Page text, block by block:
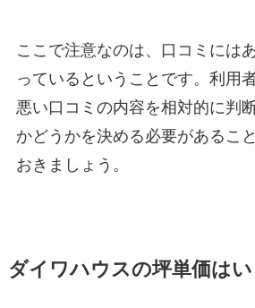
ここで注意なのは、口コミには
っているということです。利用
悪い口コミの内容を相対的に判
かどうかを決める必要があるこ
おきましょう。
ダイワハウスの坪単価はい